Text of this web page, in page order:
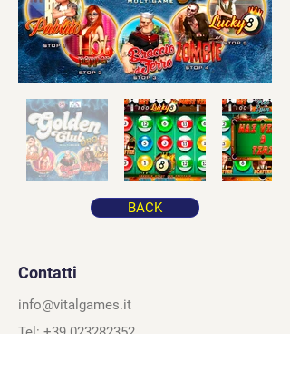
BACK
Contatti
info@vitalgames.it
Tel: +39 023282352